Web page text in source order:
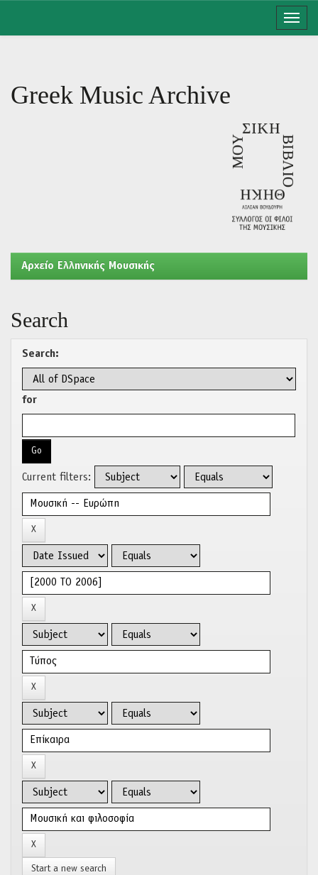
Greek Music Archive
Aρχείο Ελληνικής Μουσικής
Search
Search:
for
Current filters:
Start a new search